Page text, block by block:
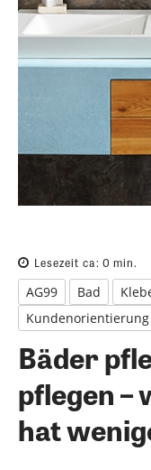
Lesezeit ca: 0 min.
AG99 Bad
Kundenorientierung
Bäder
pflegen –
hat